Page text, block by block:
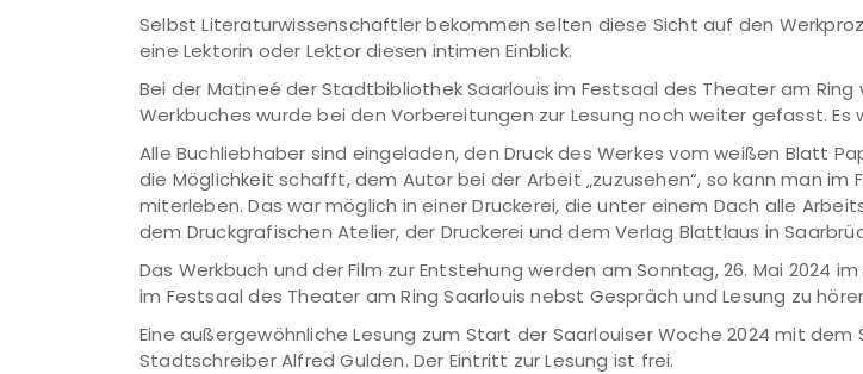
Selbst Literaturwissenschaftler bekommen selten diese Sicht auf den
eine Lektorin oder Lektor diesen intimen Einblick.
Bei der Matineé der Stadtbibliothek Saarlouis im Festsaal des Theater am
Werkbuches wurde bei den Vorbereitungen zur Lesung noch weiter gefasst.
Alle Buchliebhaber sind eingeladen, den Druck des Werkes vom weißen Blatt
die Möglichkeit schafft, dem Autor bei der Arbeit „zuzusehen“, so kann man
miterleben. Das war möglich in einer Druckerei, die unter einem Dach alle
dem Druckgrafischen Atelier, der Druckerei und dem Verlag Blattlaus in
Das Werkbuch und der Film zur Entstehung werden am Sonntag, 26. Mai 2024
im Festsaal des Theater am Ring Saarlouis nebst Gespräch und Lesung zu
Eine außergewöhnliche Lesung zum Start der Saarlouiser Woche 2024 mit
Stadtschreiber Alfred Gulden. Der Eintritt zur Lesung ist frei.